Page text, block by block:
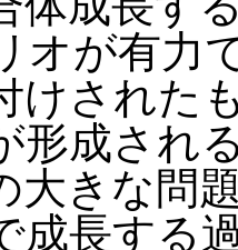
オが有力
けされた
形成され
大きな問
成長する